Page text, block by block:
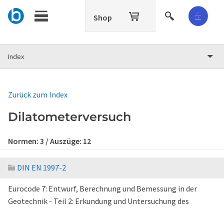
Shop
Index
Zurück zum Index
Dilatometerversuch
Normen: 3 / Auszüge: 12
DIN EN 1997-2
Eurocode 7: Entwurf, Berechnung und Bemessung in der
Geotechnik - Teil 2: Erkundung und Untersuchung des